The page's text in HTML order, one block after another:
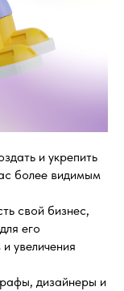
и укрепить
более видимым
свой бизнес,
его
увеличения
дизайнеры и